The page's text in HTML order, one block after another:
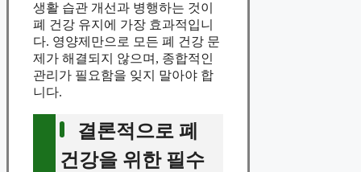
생활 습관 개선과 병행하는 것이
폐 건강 유지에 가장 효과적입니
다. 영양제만으로 모든 폐 건강 문
제가 해결되지 않으며, 종합적인
관리가 필요함을 잊지 말아야 합
니다.
결론적으로 폐
건강을 위한 필수